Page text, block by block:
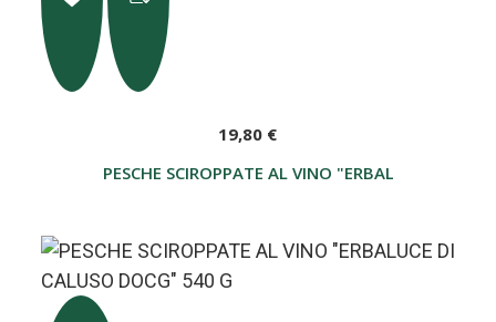
PESCHE SCIROPPATE AL VINO "ERBALUCE DI
19,80 €